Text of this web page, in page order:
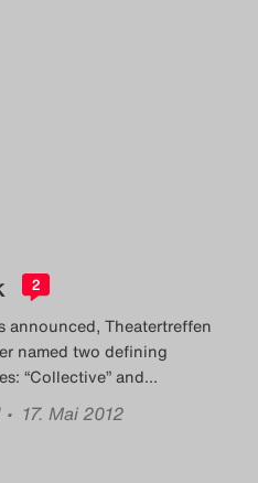
2
announced, Theatertreffen
named two defining
“Collective” and…
• 17. Mai 2012